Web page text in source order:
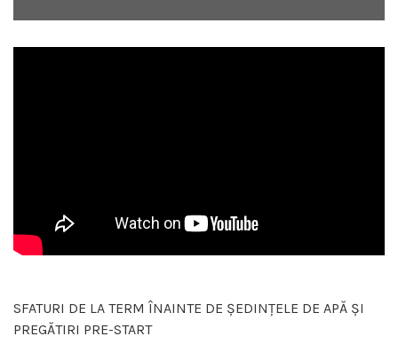
SFATURI DE LA TERM ÎNAINTE DE ȘEDINȚELE DE APĂ ȘI
PREGĂTIRI PRE-START